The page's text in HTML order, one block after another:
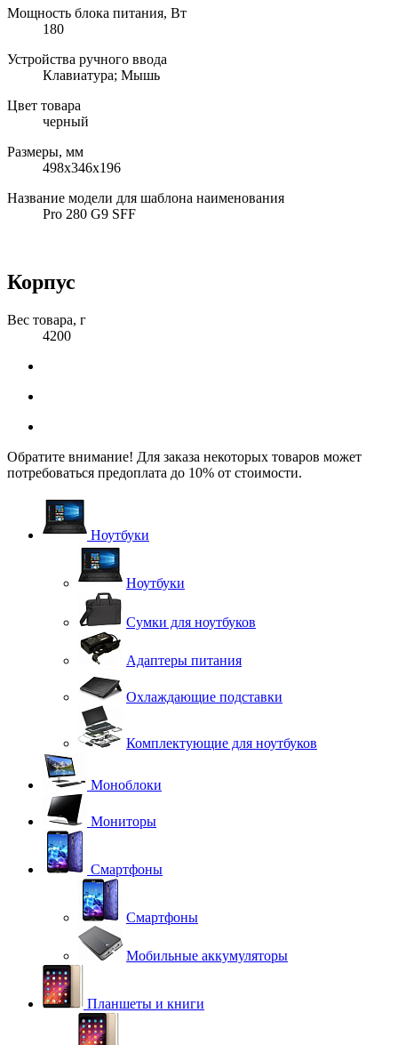
Мощность блока питания, Вт
180
Устройства ручного ввода
Клавиатура; Мышь
Цвет товара
черный
Размеры, мм
498x346x196
Название модели для шаблона наименования
Pro 280 G9 SFF
Корпус
Вес товара, г
4200
Обратите внимание! Для заказа некоторых товаров может
потребоваться предоплата до 10% от стоимости.
Ноутбуки
Ноутбуки
Сумки для ноутбуков
Адаптеры питания
Охлаждающие подставки
Комплектующие для ноутбуков
Моноблоки
Мониторы
Смартфоны
Смартфоны
Мобильные аккумуляторы
Планшеты и книги